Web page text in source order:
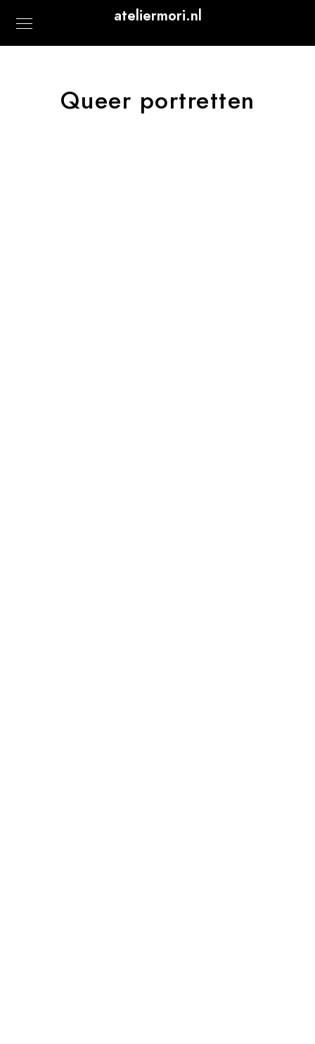
ateliermori.nl
Queer portretten